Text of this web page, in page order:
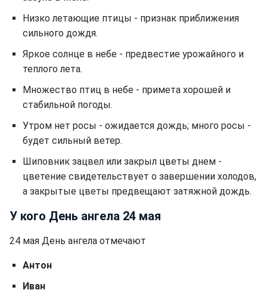
Низко летающие птицы - признак приближения
сильного дождя.
Яркое солнце в небе - предвестие урожайного и
теплого лета.
Множество птиц в небе - примета хорошей и
стабильной погоды.
Утром нет росы - ожидается дождь; много росы -
будет сильный ветер.
Шиповник зацвел или закрыл цветы днем -
цветение свидетельствует о завершении холодов,
а закрытые цветы предвещают затяжной дождь.
У кого День ангела 24 мая
24 мая День ангела отмечают
Антон
Иван